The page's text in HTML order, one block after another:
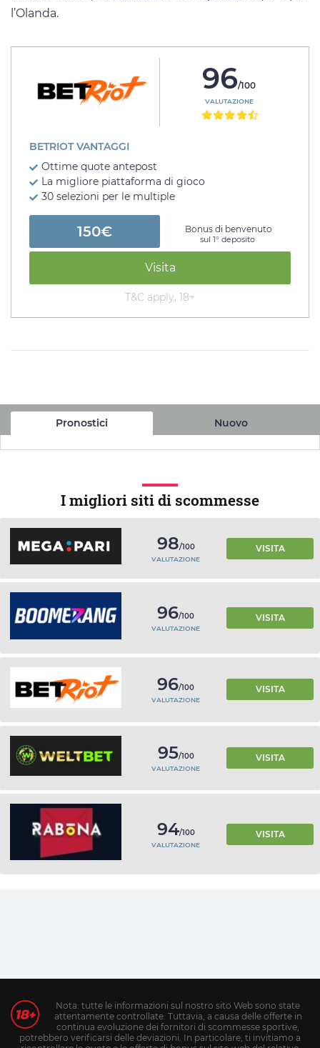
l’Olanda.
96/100
VALUTAZIONE
BETRIOT VANTAGGI
Ottime quote antepost
La migliore piattaforma di gioco
30 selezioni per le multiple
150€ Bonus di benvenuto
sul 1° deposito
Visita
T&C apply, 18+
Pronostici Nuovo
I migliori siti di scommesse
98/100
VALUTAZIONE
VISITA
96/100
VALUTAZIONE
VISITA
96/100
VALUTAZIONE
VISITA
95/100
VALUTAZIONE
VISITA
94/100
VALUTAZIONE
VISITA
Nota: tutte le informazioni sul nostro sito Web sono state
attentamente controllate. Tuttavia, a causa delle offerte in
continua evoluzione dei fornitori di scommesse sportive,
potrebbero verificarsi delle deviazioni. In particolare, ti invitiamo a